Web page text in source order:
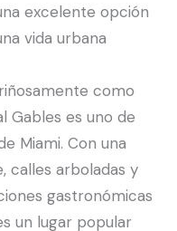
excelente opción
vida urbana
como
Gables es uno de
Miami. Con una
calles arboladas y
gastronómicas
un lugar popular